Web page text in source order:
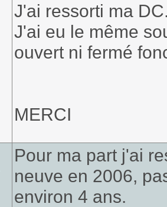
J'ai ressorti ma
J'ai eu le même
ouvert ni fermé
MERCI
Pour ma part j'ai
neuve en 2006,
environ 4 ans.